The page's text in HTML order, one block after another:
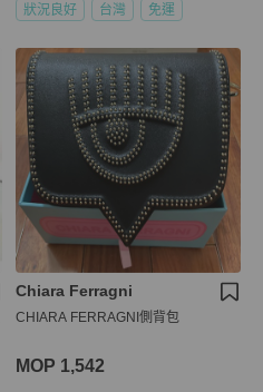
狀況良好 台灣 免運
Chiara Ferragni
CHIARA FERRAGNI側背包
MOP 1,542